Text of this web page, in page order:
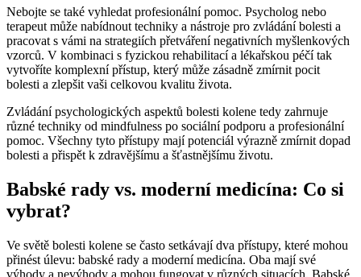
Nebojte se také vyhledat profesionální pomoc. Psycholog nebo
terapeut může nabídnout techniky a nástroje pro zvládání bolesti a
pracovat s vámi na strategiích přetváření negativních myšlenkových
vzorců. V kombinaci s fyzickou rehabilitací a lékařskou péčí tak
vytvoříte komplexní přístup, který může zásadně zmírnit pocit
bolesti a zlepšit vaši celkovou kvalitu života.
Zvládání psychologických aspektů bolesti kolene tedy zahrnuje
různé techniky od mindfulness po sociální podporu a profesionální
pomoc. Všechny tyto přístupy mají potenciál výrazně zmírnit dopad
bolesti a přispět k zdravějšímu a šťastnějšímu životu.
Babské rady vs. moderní medicína: Co si
vybrat?
Ve světě bolesti kolene se často setkávají dva přístupy, které mohou
přinést úlevu: babské rady a moderní medicína. Oba mají své
výhody a nevýhody a mohou fungovat v různých situacích. Babské